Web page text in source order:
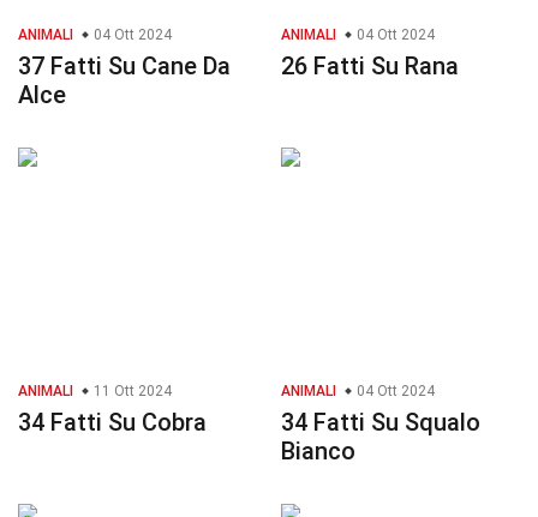
ANIMALI 04 Ott 2024
37 Fatti Su Cane Da
Alce
ANIMALI 04 Ott 2024
26 Fatti Su Rana
ANIMALI 11 Ott 2024
34 Fatti Su Cobra
ANIMALI 04 Ott 2024
34 Fatti Su Squalo
Bianco